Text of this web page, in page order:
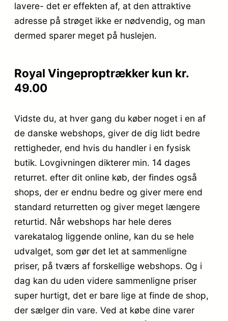
lavere- det er effekten af, at den attraktive
adresse på strøget ikke er nødvendig, og man
dermed sparer meget på huslejen.
Royal Vingeproptrækker kun kr.
49.00
Vidste du, at hver gang du køber noget i en af
de danske webshops, giver de dig lidt bedre
rettigheder, end hvis du handler i en fysisk
butik. Lovgivningen dikterer min. 14 dages
returret. efter dit online køb, der findes også
shops, der er endnu bedre og giver mere end
standard returretten og giver meget længere
returtid. Når webshops har hele deres
varekatalog liggende online, kan du se hele
udvalget, som gør det let at sammenligne
priser, på tværs af forskellige webshops. Og i
dag kan du uden videre sammenligne priser
super hurtigt, det er bare lige at finde de shop,
der sælger din vare. Ved at købe dine varer